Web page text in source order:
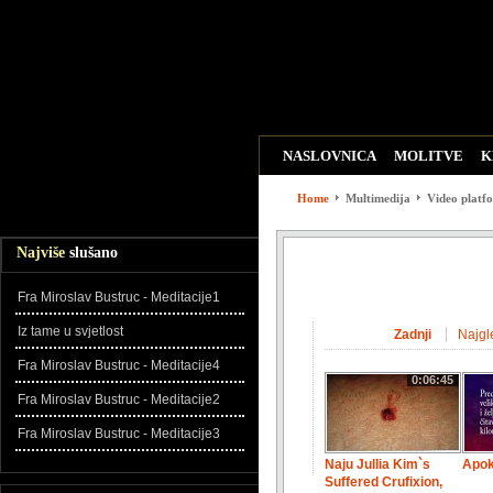
Najviše slušano
Fra Miroslav Bustruc - Meditacije1
Iz tame u svjetlost
Fra Miroslav Bustruc - Meditacije4
Fra Miroslav Bustruc - Meditacije2
Fra Miroslav Bustruc - Meditacije3
NASLOVNICA MOLITVE
WEB LINKOVI ZADNJE
Home Multimedija Video
Zadnji
0:06:45
Naju Jullia Kim`s
Suffered Crufixion,